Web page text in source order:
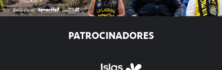
PATROCINADORES